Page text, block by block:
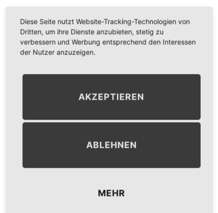
LEAVE A COMMENT
Diese Seite nutzt Website-Tracking-Technologien von
Dritten, um ihre Dienste anzubieten, stetig zu
verbessern und Werbung entsprechend den Interessen
der Nutzer anzuzeigen.
AKZEPTIEREN
ABLEHNEN
MEHR